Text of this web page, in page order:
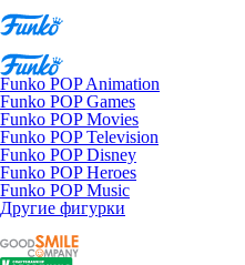
Funko POP Animation
Funko POP Games
Funko POP Movies
Funko POP Television
Funko POP Disney
Funko POP Heroes
Funko POP Music
Другие фигурки